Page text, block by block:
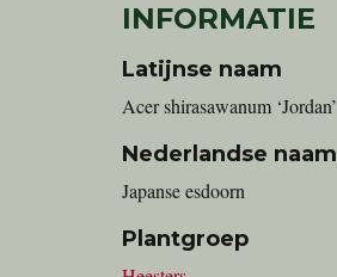
INFORMATIE
Latijnse naam
Acer shirasawanum ‘Jordan’
Nederlandse naam
Japanse esdoorn
Plantgroep